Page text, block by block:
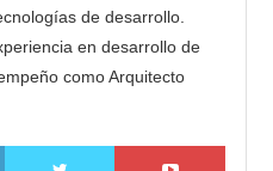
de desarrollo.
en desarrollo de
como Arquitecto